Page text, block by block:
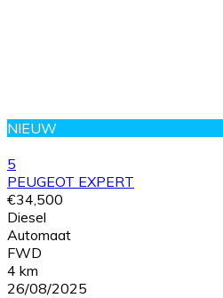
NIEUW
5
PEUGEOT EXPERT
€34,500
Diesel
Automaat
FWD
4 km
26/08/2025